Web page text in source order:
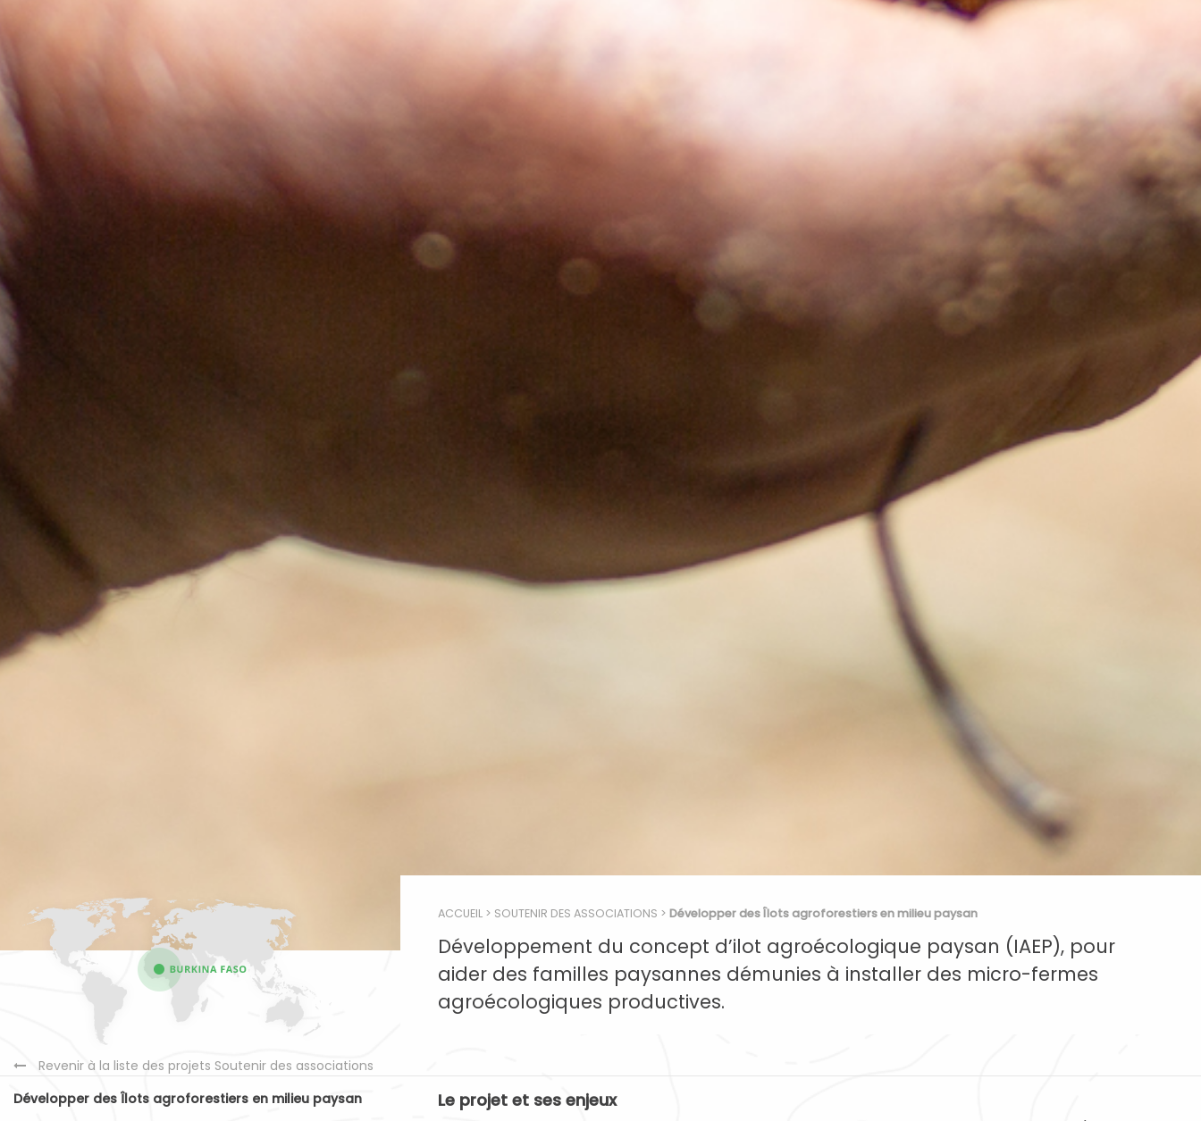
Revenir à la liste des projets Soutenir des associations
ACCUEIL > SOUTENIR DES ASSOCIATIONS > Développer des Îlots agroforestiers en milieu paysan
Développement du concept d’ilot agroécologique paysan (IAEP), pour
aider des familles paysannes démunies à installer des micro-fermes
agroécologiques productives.
Développer des Îlots agroforestiers en milieu paysan Le projet et ses enjeux